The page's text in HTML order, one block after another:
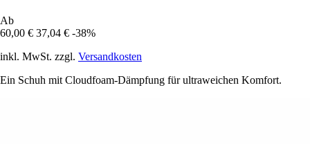
Ab
60,00 € 37,04 € -38%
inkl. MwSt. zzgl. Versandkosten
Ein Schuh mit Cloudfoam-Dämpfung für ultraweichen Komfort.